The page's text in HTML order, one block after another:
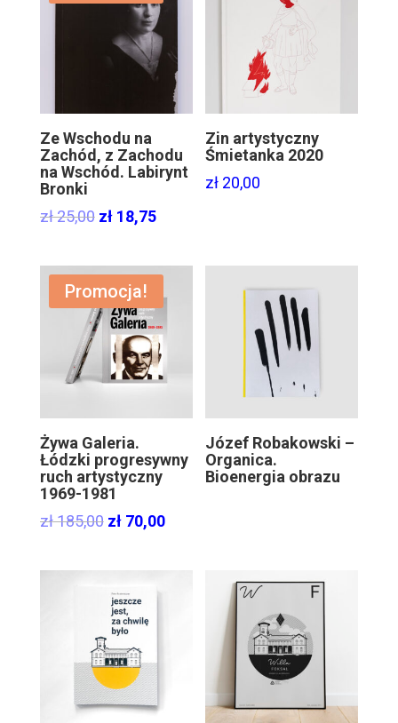
Ze Wschodu na
Zachód, z Zachodu
na Wschód. Labirynt
Bronki
zł25,00 Original
was:
zł 25,00.
zł18,75Current
is:
Zin artystyczny
Śmietanka 2020
zł 20,00
Promocja!
Żywa Galeria.
Łódzki progresywny
ruch artystyczny
1969-1981
zł185,00 Original
zł 185,00.
zł70,00Current
Józef Robakowski –
Organica.
Bioenergia obrazu